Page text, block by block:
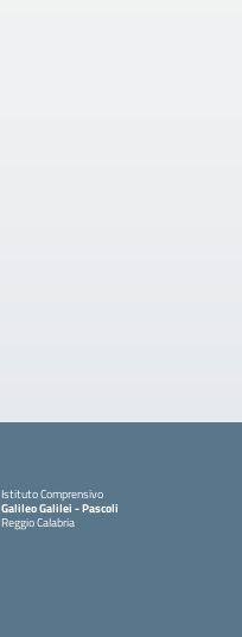
Istituto Comprensivo
Galileo Galilei - Pascoli
Reggio Calabria